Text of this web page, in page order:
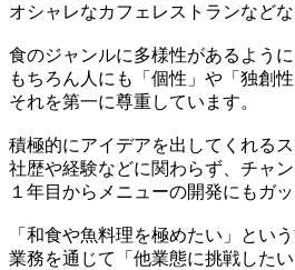
オシャレなカフェレストランなど
食のジャンルに多様性があるように
もちろん人にも「個性」や「独創性
それを第一に尊重しています。
積極的にアイデアを出してくれる
社歴や経験などに関わらず、チャン
１年目からメニューの開発にもガ
「和食や魚料理を極めたい」とい
業務を通じて「他業態に挑戦した